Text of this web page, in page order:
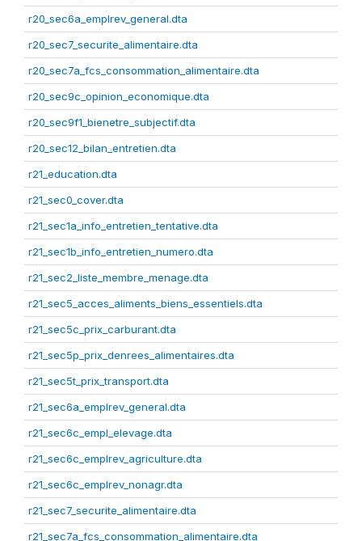
r20_sec6a_emplrev_general.dta
r20_sec7_securite_alimentaire.dta
r20_sec7a_fcs_consommation_alimentaire.dta
r20_sec9c_opinion_economique.dta
r20_sec9f1_bienetre_subjectif.dta
r20_sec12_bilan_entretien.dta
r21_education.dta
r21_sec0_cover.dta
r21_sec1a_info_entretien_tentative.dta
r21_sec1b_info_entretien_numero.dta
r21_sec2_liste_membre_menage.dta
r21_sec5_acces_aliments_biens_essentiels.dta
r21_sec5c_prix_carburant.dta
r21_sec5p_prix_denrees_alimentaires.dta
r21_sec5t_prix_transport.dta
r21_sec6a_emplrev_general.dta
r21_sec6c_empl_elevage.dta
r21_sec6c_emplrev_agriculture.dta
r21_sec6c_emplrev_nonagr.dta
r21_sec7_securite_alimentaire.dta
r21_sec7a_fcs_consommation_alimentaire.dta